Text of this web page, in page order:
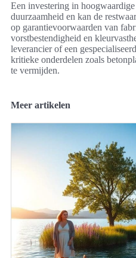
Een investering in
duurzaamheid en kan de
op garantievoorwaarden van
vorstbestendigheid en
leverancier of een
kritieke onderdelen zoals
te vermijden.
Meer artikelen